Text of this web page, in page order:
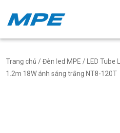
Trang chủ /Đèn led MPE / LED Tube
1.2m 18W ánh sáng trắng NT8-120T